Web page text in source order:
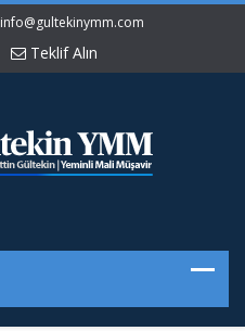
info@gultekinymm.com
Teklif Alın